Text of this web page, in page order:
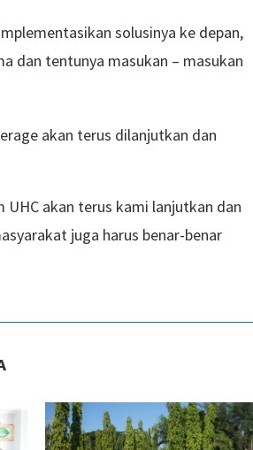
solusinya ke depan,
dan tentunya masukan – masukan
akan terus dilanjutkan dan
akan terus kami lanjutkan dan
juga harus benar-benar